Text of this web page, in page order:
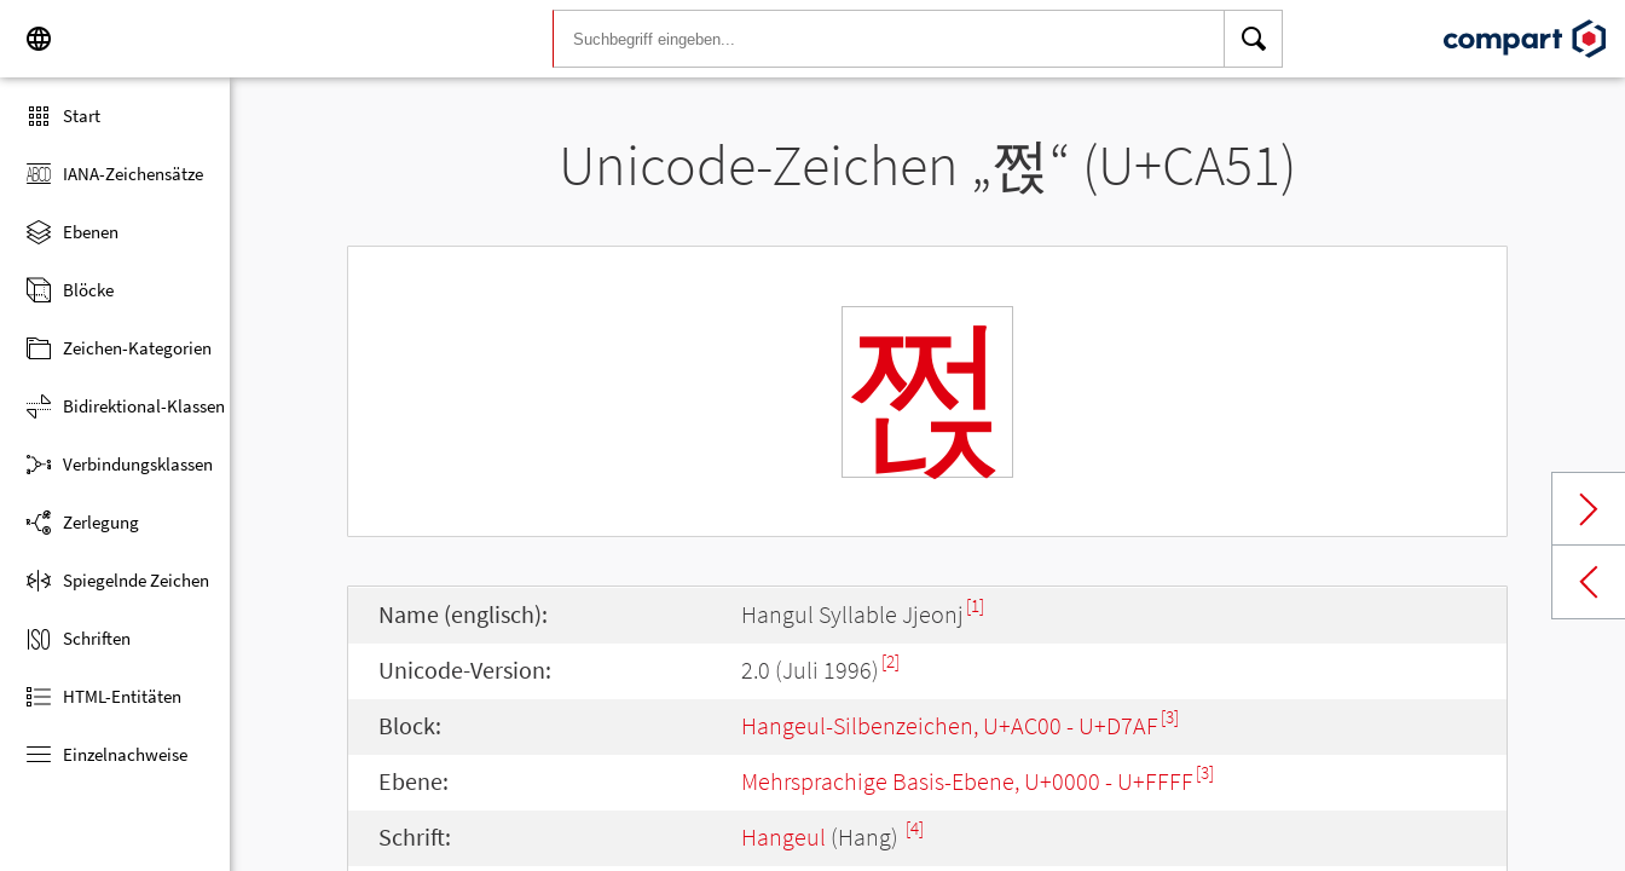
Start
IANA-Zeichensätze
Ebenen
Blöcke
Zeichen-Kategorien
Bidirektional-Klassen
Verbindungsklassen
Zerlegung
Spiegelnde Zeichen
Schriften
HTML-Entitäten
Einzelnachweise
Unicode-Zeichen „쩑“ (U+CA51)
쩑
Name (englisch): Hangul Syllable Jjeonj [1]
Unicode-Version: 2.0 (Juli 1996) [2]
Block: Hangeul-Silbenzeichen, U+AC00 - U+D7AF[3]
Ebene: Mehrsprachige Basis-Ebene, U+0000 - U+FFFF[3]
Schrift: Hangeul (Hang) [4]